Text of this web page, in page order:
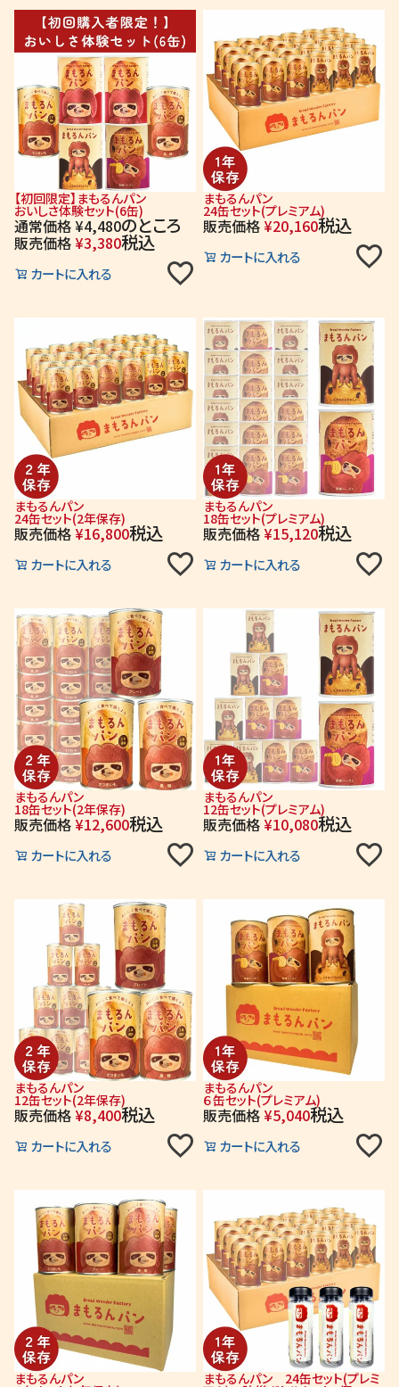
【初回限定】まもるんパン
おいしさ体験セット(6缶)
通常価格 ¥4,480のところ
販売価格 ¥3,380税込
カートに入れる
まもるんパン
24缶セット(プレミアム)
販売価格¥20,160税込
カートに入れる
まもるんパン
24缶セット(2年保存)
販売価格¥16,800税込
カートに入れる
まもるんパン
18缶セット(プレミアム)
販売価格¥15,120税込
カートに入れる
まもるんパン
18缶セット(2年保存)
販売価格¥12,600税込
カートに入れる
まもるんパン
12缶セット(プレミアム)
販売価格¥10,080税込
カートに入れる
まもるんパン
12缶セット(2年保存)
販売価格¥8,400税込
カートに入れる
まもるんパン
６缶セット(プレミアム)
販売価格 ¥5,040税込
カートに入れる
まもるんパン まもるんパン 24缶セット(プレミ